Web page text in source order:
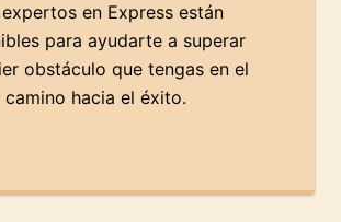
en Express están
para ayudarte a superar
obstáculo que tengas en el
camino hacia el éxito.